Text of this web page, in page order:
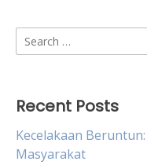
Search
for:
Recent Posts
Kecelakaan
Masyarakat